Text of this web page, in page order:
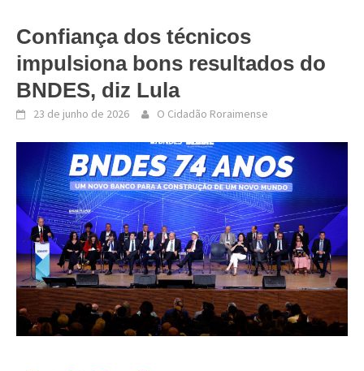
Confiança dos técnicos
impulsiona bons resultados do
BNDES, diz Lula
23 de junho de 2026 O Cidadão Roraimense